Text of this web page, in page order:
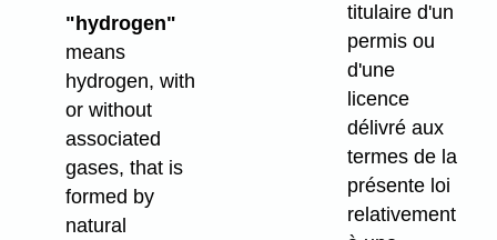
"hydrogen"
means
hydrogen, with
or without
associated
gases, that is
formed by
natural
titulaire d'un
permis ou
d'une
licence
délivré aux
termes de la
présente loi
relativement